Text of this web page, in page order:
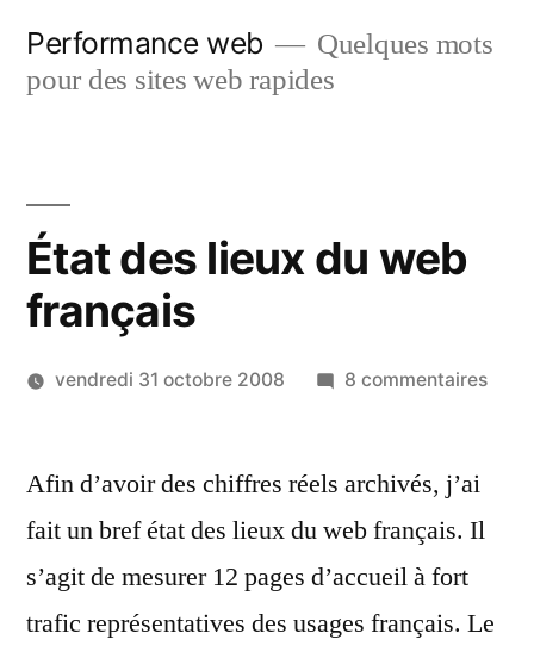
Performance web
Quelques mots
pour des sites web rapides
État des lieux du web
français
vendredi 31 octobre 2008 8 commentairessur
Afin d’avoir des chiffres réels archivés, j’ai
fait un bref état des lieux du web français. Il
s’agit de mesurer 12 pages d’accueil à fort
trafic représentatives des usages français. Le